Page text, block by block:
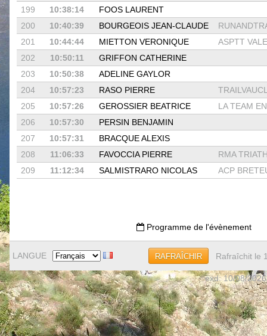
199
10:38:14
FOOS LAURENT
200
10:40:39 BOURGEOIS JEAN-CLAUDE
201
10:44:44 MIETTON VERONIQUE
ASPTT
202
10:50:11
GRIFFON CATHERINE
203
10:50:38
ADELINE GAYLOR
204
10:57:23 RASO PIERRE
205
10:57:26 GEROSSIER BEATRICE
LA TEAM
206
10:57:30
PERSIN BENJAMIN
207
10:57:31
BRACQUE ALEXIS
208
11:06:33 FAVOCCIA PIERRE
RMA
209
11:12:34 SALMISTRARO NICOLAS ACP
Programme de l'évènement
LANGUE RAFRAÎCHIR Rafraîchit le
exd: 10/08/